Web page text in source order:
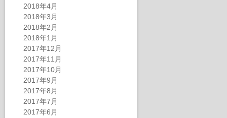
2018年4月
2018年3月
2018年2月
2018年1月
2017年12月
2017年11月
2017年10月
2017年9月
2017年8月
2017年7月
2017年6月